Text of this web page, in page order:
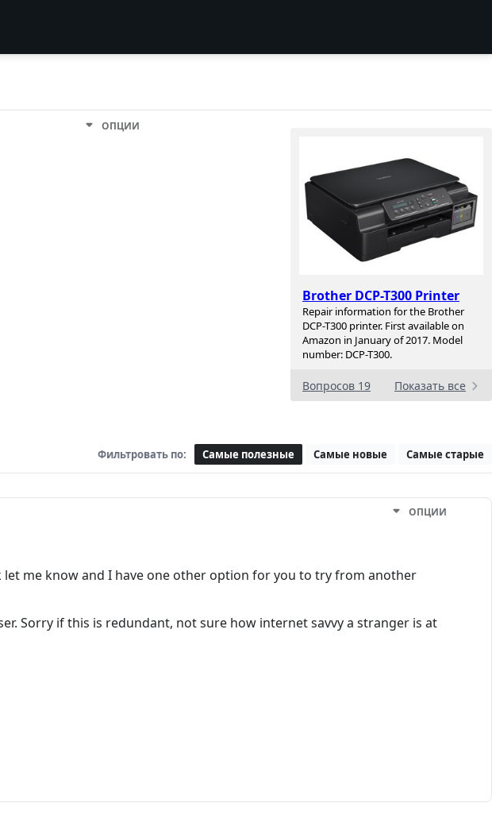
Brother DCP-T300 Printer
Repair information for the Brother
DCP-T300 printer. First available on
Amazon in January of 2017. Model
number: DCP-T300.
Вопросов 19 Показать все
ОПЦИИ
Фильтровать по: Самые полезные Самые новые Самые старые
ОПЦИИ
me know and I have one other option for you to try from another
Sorry if this is redundant, not sure how internet savvy a stranger is at